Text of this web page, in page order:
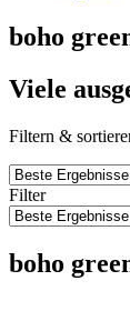
boho
Viele
Filtern &
Filter
boho